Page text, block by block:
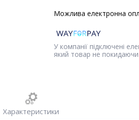
У компанії підключені
який товар не покидаючи
Характеристики